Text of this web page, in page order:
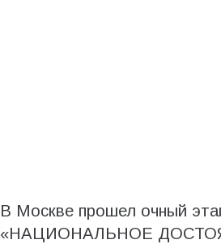
В Москве прошел очный
«НАЦИОНАЛЬНОЕ